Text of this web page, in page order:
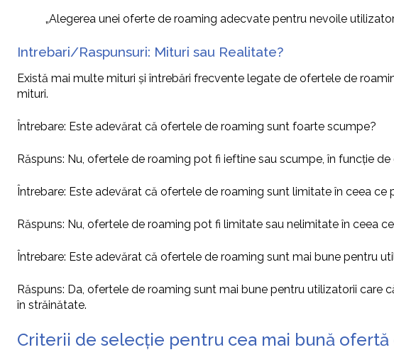
„Alegerea unei oferte de roaming adecvate pentru nevoile
Intrebari/Raspunsuri: Mituri sau Realitate?
Există mai multe mituri și întrebări frecvente legate de ofertele de
mituri.
Întrebare: Este adevărat că ofertele de roaming sunt foarte scumpe?
Răspuns: Nu, ofertele de roaming pot fi ieftine sau scumpe, în funcție
Întrebare: Este adevărat că ofertele de roaming sunt limitate în ceea ce
Răspuns: Nu, ofertele de roaming pot fi limitate sau nelimitate în ceea
Întrebare: Este adevărat că ofertele de roaming sunt mai bune pentru
Răspuns: Da, ofertele de roaming sunt mai bune pentru utilizatorii
în străinătate.
Criterii de selecție pentru cea mai bună